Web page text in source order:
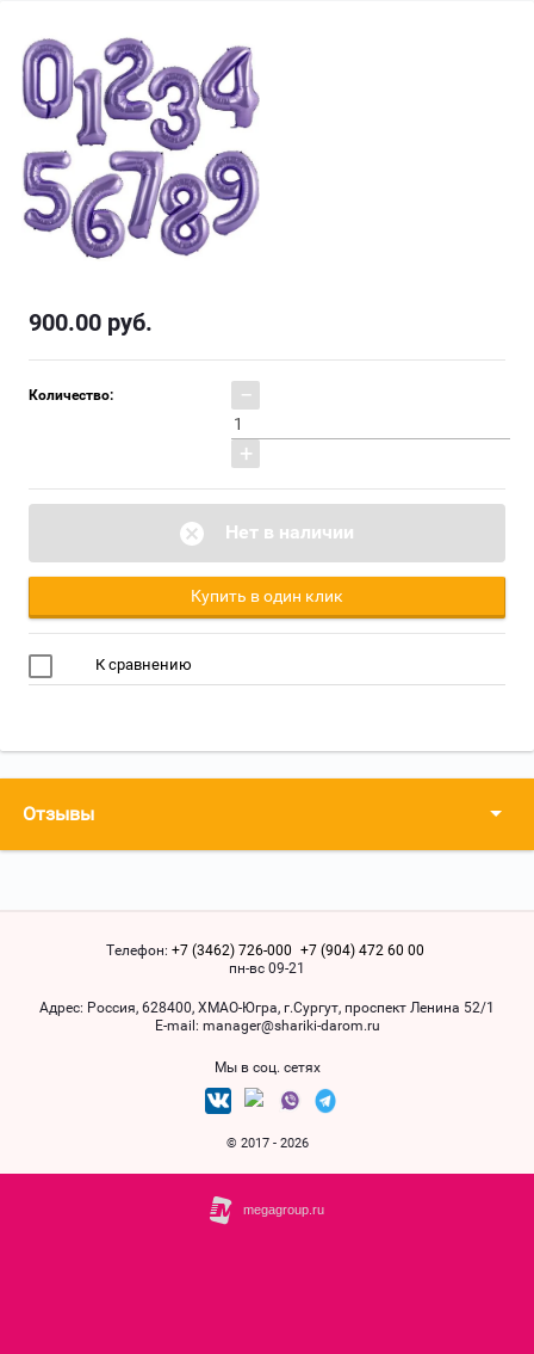
900.00 руб.
Количество: −
+
Нет в наличии
Купить в один клик
К сравнению
Отзывы
Телефон: +7 (3462) 726-000 +7 (904) 472 60 00
пн-вс 09-21
Адрес: Россия, 628400, ХМАO-Югра, г.Сургут, проспект Ленина 52/1
Е-mail: manager@shariki-darom.ru
Мы в соц. сетях
© 2017 - 2026